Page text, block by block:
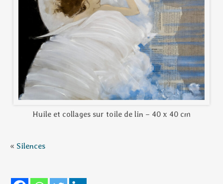
Huile et collages sur toile de lin – 40 x 40 cm
« Silences